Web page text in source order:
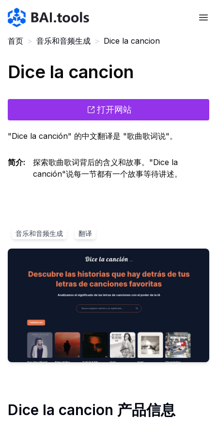
Bai.tools
首页 > 音乐和音频生成 > Dice la cancion
Dice la cancion
打开网站
"Dice la canción" 的中文翻译是 "歌曲歌词说"。
简介:
探索歌曲歌词背后的含义和故事。"Dice la
canción"说每一节都有一个故事等待讲述。
音乐和音频生成 翻译
Dice la cancion 产品信息